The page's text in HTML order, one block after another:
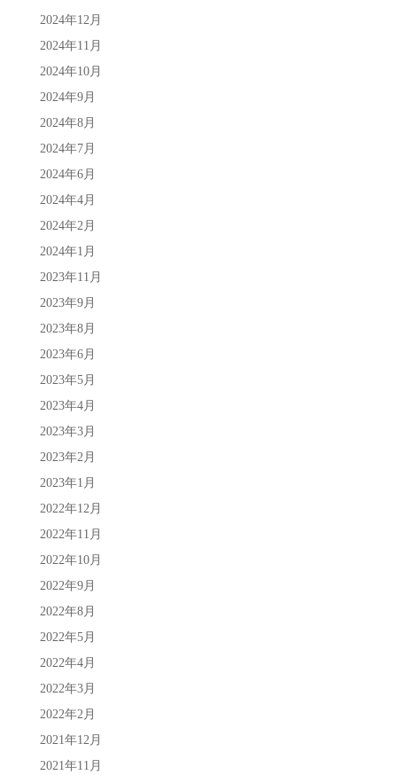
2024年12月
2024年11月
2024年10月
2024年9月
2024年8月
2024年7月
2024年6月
2024年4月
2024年2月
2024年1月
2023年11月
2023年9月
2023年8月
2023年6月
2023年5月
2023年4月
2023年3月
2023年2月
2023年1月
2022年12月
2022年11月
2022年10月
2022年9月
2022年8月
2022年5月
2022年4月
2022年3月
2022年2月
2021年12月
2021年11月